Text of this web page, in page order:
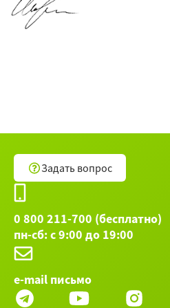
Задать вопрос
0 800 211-700 (бесплатно)
пн-сб: с 9:00 до 19:00
e-mail письмо